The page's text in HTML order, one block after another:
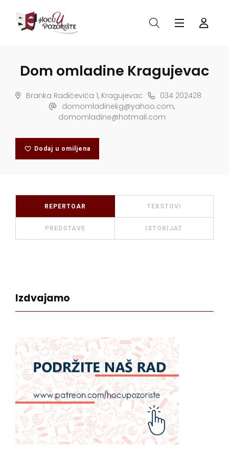
Dom omladine Kragujevac
Branka Radičevića 1, Kragujevac
034 202428
domomladinekg@yahoo.com,
domomladine@hotmail.com
Dodaj u omiljena
REPERTOAR TEKSTOVI
PREDSTAVE ISTORIJAT
Izdvajamo